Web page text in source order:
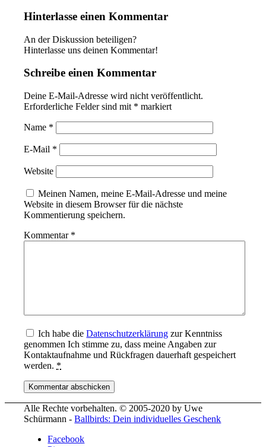
Hinterlasse einen Kommentar
An der Diskussion beteiligen?
Hinterlasse uns deinen Kommentar!
Schreibe einen Kommentar
Deine E-Mail-Adresse wird nicht veröffentlicht.
Erforderliche Felder sind mit * markiert
Name *
E-Mail *
Website
Meinen Namen, meine E-Mail-Adresse und meine
Website in diesem Browser für die nächste
Kommentierung speichern.
Kommentar *
Ich habe dieDatenschutzerklärung zur Kenntniss
genommen Ich stimme zu, dass meine Angaben zur
Kontaktaufnahme und Rückfragen dauerhaft gespeichert
werden. *
Alle Rechte vorbehalten. © 2005-2020 by Uwe
Schürmann -Ballbirds: Dein individuelles Geschenk
Facebook